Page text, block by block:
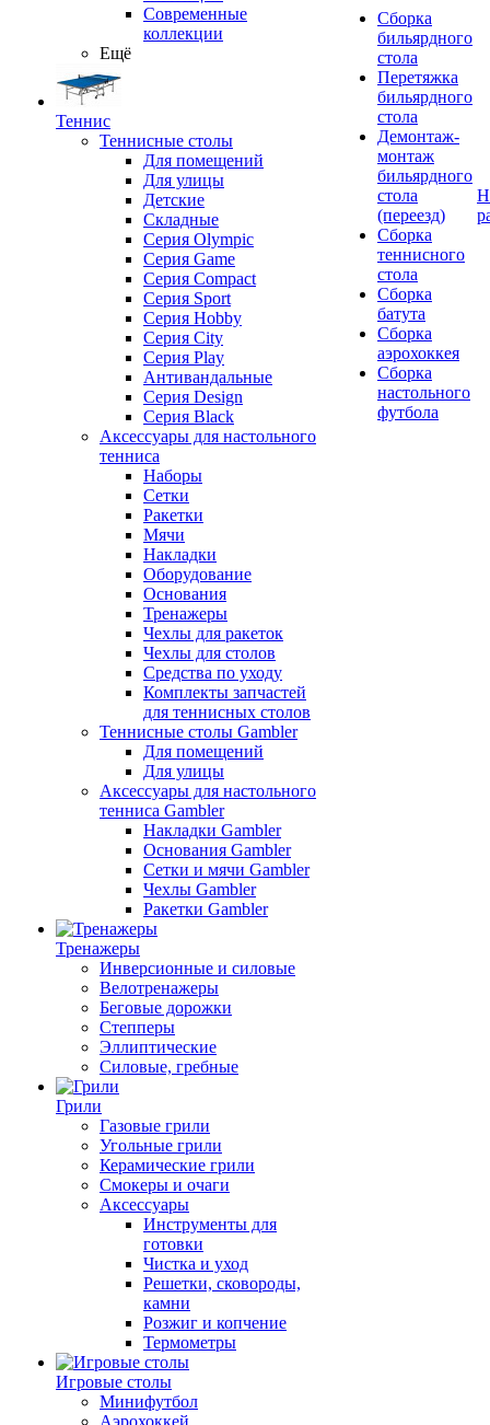
Современные
коллекции
Ещё
Теннис
Теннисные столы
Для помещений
Для улицы
Детские
Складные
Серия Olympic
Серия Game
Серия Compact
Серия Sport
Серия Hobby
Серия City
Серия Play
Антивандальные
Серия Design
Серия Black
Аксессуары для настольного
тенниса
Наборы
Сетки
Ракетки
Мячи
Накладки
Оборудование
Основания
Тренажеры
Чехлы для ракеток
Чехлы для столов
Средства по уходу
Комплекты запчастей
для теннисных столов
Теннисные столы Gambler
Для помещений
Для улицы
Аксессуары для настольного
тенниса Gambler
Накладки Gambler
Основания Gambler
Сетки и мячи Gambler
Чехлы Gambler
Ракетки Gambler
Тренажеры
Инверсионные и силовые
Велотренажеры
Беговые дорожки
Степперы
Эллиптические
Силовые, гребные
Грили
Газовые грили
Угольные грили
Керамические грили
Смокеры и очаги
Аксессуары
Инструменты для
готовки
Чистка и уход
Решетки, сковороды,
камни
Розжиг и копчение
Термометры
Игровые столы
Минифутбол
Аэрохоккей
Сборка
бильярдного
стола
Перетяжка
бильярдного
стола
Демонтаж-
монтаж
бильярдного
стола
(переезд)
Сборка
теннисного
стола
Сборка
батута
Сборка
аэрохоккея
Сборка
настольного
футбола